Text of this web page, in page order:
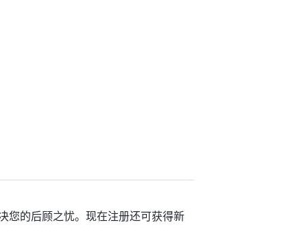
您的后顾之忧。现在注册还可获得新